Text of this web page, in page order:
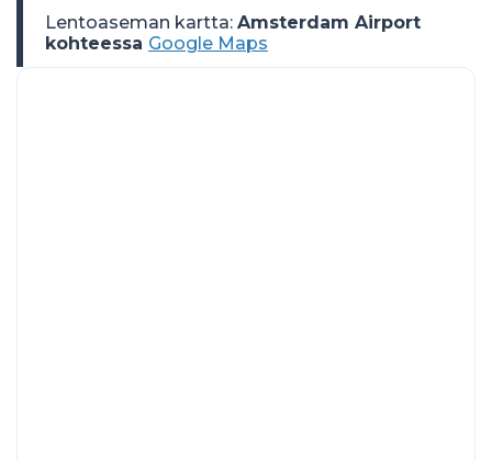
Lentoaseman kartta: Amsterdam Airport
kohteessa Google Maps